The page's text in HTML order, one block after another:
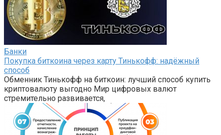
Банки
Покупка биткоина через карту Тинькофф: надёжный
способ
Обменник Тинькофф на биткоин: лучший способ купить
криптовалюту выгодно Мир цифровых валют
стремительно развивается,